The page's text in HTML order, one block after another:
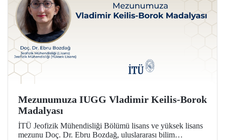
Mezunumuza IUGG Vladimir Keilis-Borok
Madalyası
İTÜ Jeofizik Mühendisliği Bölümü lisans ve yüksek lisans
mezunu Doç. Dr. Ebru Bozdağ, uluslararası bilim